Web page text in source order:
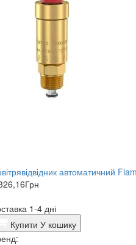
автоматичний
Грн
1-4 дні
Купити У кошику